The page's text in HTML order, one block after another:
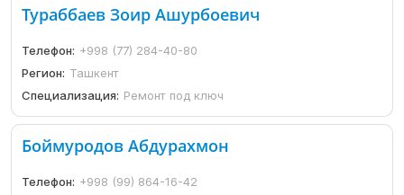
Тураббаев Зоир Ашурбоевич
Телефон: +998 (77) 284-40-80
Регион: Ташкент
Специализация: Ремонт под ключ
Боймуродов Абдурахмон
Телефон: +998 (99) 864-16-42